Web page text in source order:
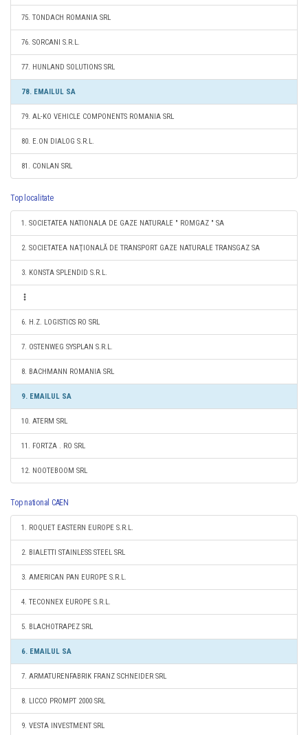
75. TONDACH ROMANIA SRL
76. SORCANI S.R.L.
77. HUNLAND SOLUTIONS SRL
78. EMAILUL SA
79. AL-KO VEHICLE COMPONENTS ROMANIA SRL
80. E.ON DIALOG S.R.L.
81. CONLAN SRL
Top localitate
1. SOCIETATEA NATIONALA DE GAZE NATURALE " ROMGAZ " SA
2. SOCIETATEA NAŢIONALĂ DE TRANSPORT GAZE NATURALE TRANSGAZ SA
3. KONSTA SPLENDID S.R.L.
6. H.Z. LOGISTICS RO SRL
7. OSTENWEG SYSPLAN S.R.L.
8. BACHMANN ROMANIA SRL
9. EMAILUL SA
10. ATERM SRL
11. FORTZA . RO SRL
12. NOOTEBOOM SRL
Top national CAEN
1. ROQUET EASTERN EUROPE S.R.L.
2. BIALETTI STAINLESS STEEL SRL
3. AMERICAN PAN EUROPE S.R.L.
4. TECONNEX EUROPE S.R.L.
5. BLACHOTRAPEZ SRL
6. EMAILUL SA
7. ARMATURENFABRIK FRANZ SCHNEIDER SRL
8. LICCO PROMPT 2000 SRL
9. VESTA INVESTMENT SRL